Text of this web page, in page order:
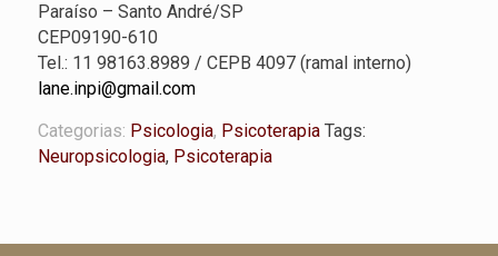
Paraíso – Santo André/SP
CEP09190-610
Tel.: 11 98163.8989 / CEPB 4097 (ramal interno)
lane.inpi@gmail.com
Categorias: Psicologia, Psicoterapia Tags:
Neuropsicologia, Psicoterapia